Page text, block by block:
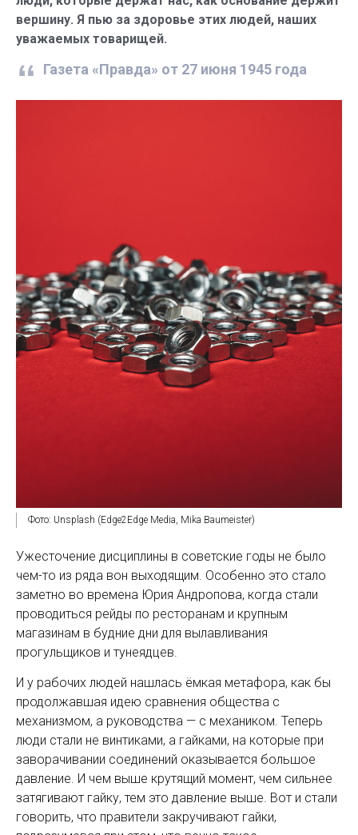
вершину. Я пью за здоровье этих людей, наших
уважаемых товарищей.
Газета «Правда» от 27 июня 1945 года
Фото: Unsplash (Edge2Edge Media, Mika Baumeister)
Ужесточение дисциплины в советские годы не было
чем-то из ряда вон выходящим. Особенно это стало
заметно во времена Юрия Андропова, когда стали
проводиться рейды по ресторанам и крупным
магазинам в будние дни для вылавливания
прогульщиков и тунеядцев.
И у рабочих людей нашлась ёмкая метафора, как бы
продолжавшая идею сравнения общества с
механизмом, а руководства — с механиком. Теперь
люди стали не винтиками, а гайками, на которые при
заворачивании соединений оказывается большое
давление. И чем выше крутящий момент, чем сильнее
затягивают гайку, тем это давление выше. Вот и стали
говорить, что правители закручивают гайки,